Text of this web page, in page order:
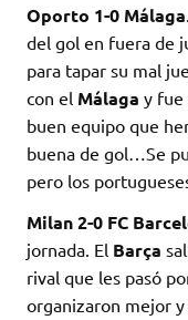
Oporto 1-0 Málaga
del gol en fuera de
para tapar su mal
con el Málaga y fue
buen equipo que
buena de gol…Se
pero los
Milan 2-0 FC
jornada. El Barça
rival que les pasó
organizaron mejor